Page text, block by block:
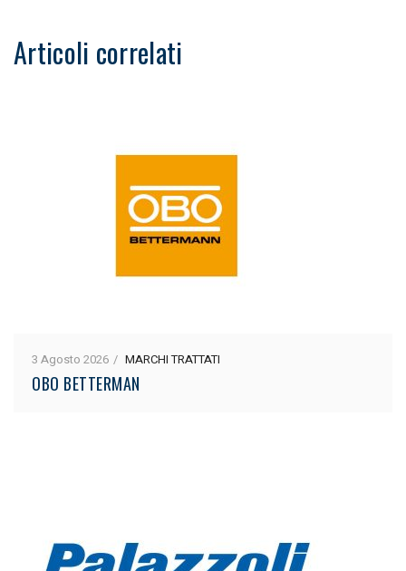
Articoli correlati
3 Agosto 2026 MARCHI TRATTATI
OBO BETTERMAN